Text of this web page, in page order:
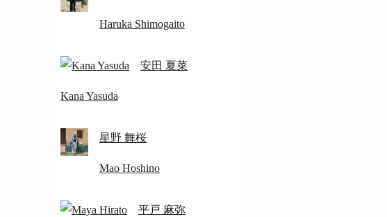
Haruka Shimogaito
安田 夏菜
Kana Yasuda
星野 舞桜
Mao Hoshino
平戸 麻弥